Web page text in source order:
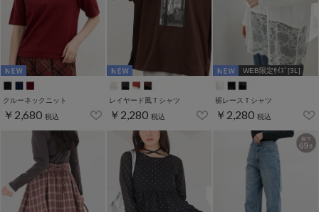
クルーネックニット
￥2,680 税込
レイヤード風Ｔシャツ
￥2,280 税込
WEB限定ｻｲｽﾞ[3L]
裾レースＴシャツ
￥2,280 税込